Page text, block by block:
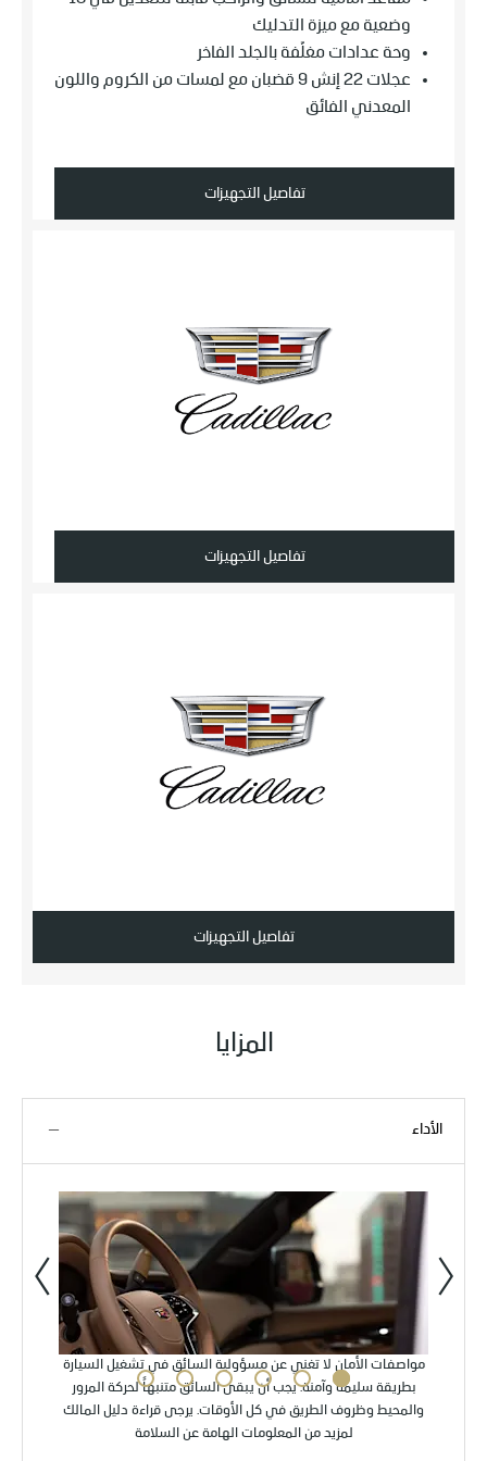
وضعية مع ميزة التدليك
وحة عدادات مغلّفة بالجلد الفاخر
عجلات 22 إنش 9 قضبان مع لمسات من الكروم واللون
المعدني الفائق
تفاصيل التجهيزات
تفاصيل التجهيزات
تفاصيل التجهيزات
المزايا
الأداء
التالي السابق
مواصفات الأمان لا تغني عن مسؤولية السائق في تشغيل السيارة
بطريقة سليمة وآمنة. يجب أن يبقى السائق متنبهاً لحركة المرور
والمحيط وظروف الطريق في كل الأوقات. يرجى قراءة دليل المالك
لمزيد من المعلومات الهامة عن السلامة